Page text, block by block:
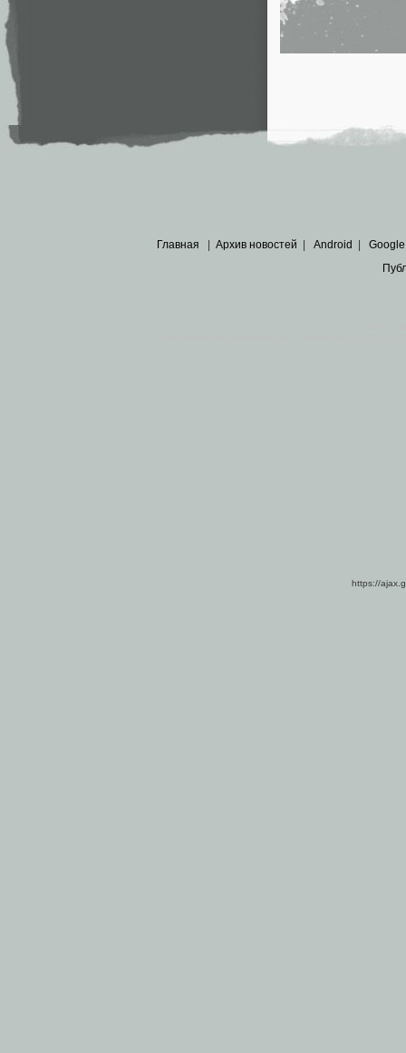
Главная Архив новостей Android Google
https://